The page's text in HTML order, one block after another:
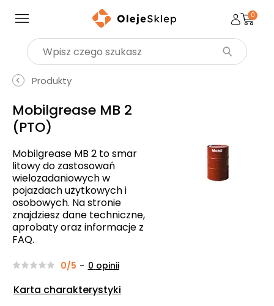
Wyszukaj produkt
0
Produkty
Mobilgrease MB 2
(PTO)
Mobilgrease MB 2 to smar
litowy do zastosowań
wielozadaniowych w
pojazdach użytkowych i
osobowych. Na stronie
znajdziesz dane techniczne,
aprobaty oraz informacje z
FAQ.
0/5 - 0 opinii
Karta charakterystyki